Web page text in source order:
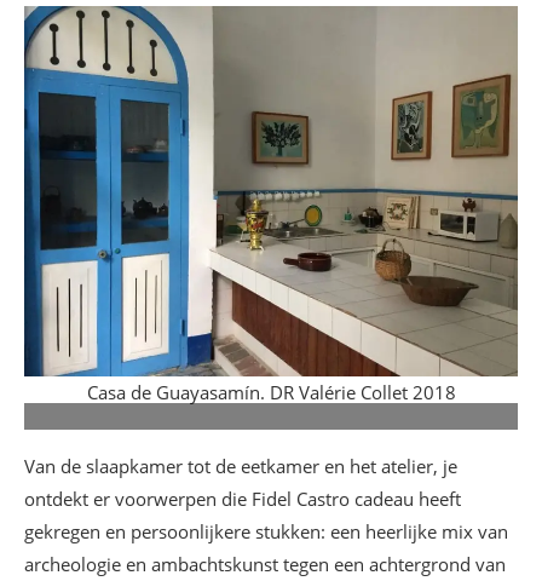
Casa de Guayasamín. DR Valérie Collet 2018
Van de slaapkamer tot de eetkamer en het atelier, je
ontdekt er voorwerpen die Fidel Castro cadeau heeft
gekregen en persoonlijkere stukken: een heerlijke mix van
archeologie en ambachtskunst tegen een achtergrond van